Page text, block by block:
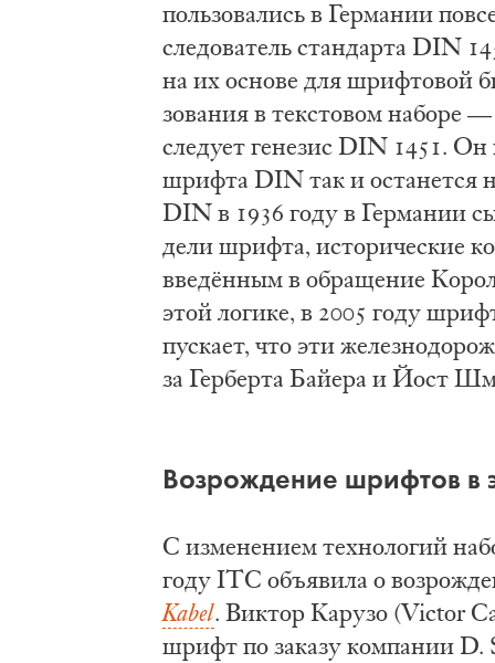
поль­зо­ва­лись в Гер­ма­нии
сле­до­ва­тель стан­дар­та DIN
на их осно­ве для шриф­то­вой
зо­ва­ния в тек­сто­вом на­бо­ре
сле­ду­ет ге­не­зис DIN 1451.
шриф­та DIN так и оста­нет­ся
DIN в 1936 го­ду в Гер­ма­нии
де­ли шриф­та, ис­то­ри­че­ские
введён­ным в об­ра­ще­ние
этой ло­ги­ке, в 2005 го­ду
пус­ка­ет, что эти
за Гер­бер­та Бай­е­ра и Йост
Воз­ро­жде­ние шриф­тов в
С из­ме­не­ни­ем тех­но­ло­гий
го­ду ITC объ­яви­ла о
Kabel. Вик­тор Ка­ру­зо (Victor
шрифт по за­ка­зу ком­па­нии D.